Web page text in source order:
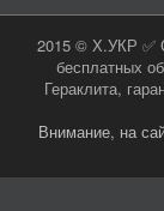
2015 © Х.УКР ✅
бесплатных
Гераклита,
Внимание, на